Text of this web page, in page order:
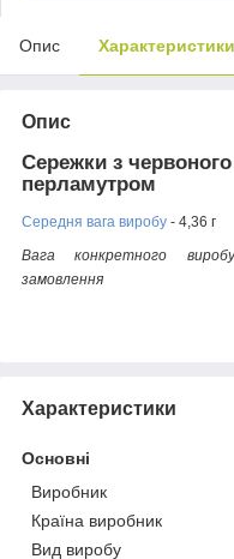
Опис Характеристики
Опис
Сережки з
перламутром
Середня вага виробу - 4,36 г
Вага конкретного
замовлення
Характеристики
Основні
Виробник
Країна виробник
Вид виробу